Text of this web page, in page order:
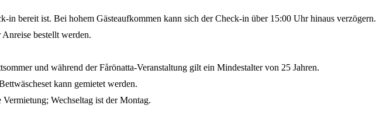
bereit ist. Bei hohem Gästeaufkommen kann sich der Check-in über 15:00 Uhr hinaus verzögern.
bestellt werden.
und während der Fårönatta-Veranstaltung gilt ein Mindestalter von 25 Jahren.
kann gemietet werden.
Wechseltag ist der Montag.